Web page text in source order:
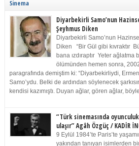
Sinema
Diyarbekirli Samo’nun
Şeyhmus Diken
Diyarbekirli Samo’nun
Diken “Bir Gül gibi kıvraktır
bana ızdıraptır Yeter ağlatma
ölümünden hemen sonra,
paragrafında demiştim ki: “Diyarbekirliydi,
Samo’ydu. Belki de ardından söylenecek
kendisi kazımıştı. Duyan ağlar, gören ağlar,
“Türk sinemasında
ulaşır” Agâh Özgüç / KADİR
9 Eylül 1984’te Paris’te
yakından tanıyan isimlerden